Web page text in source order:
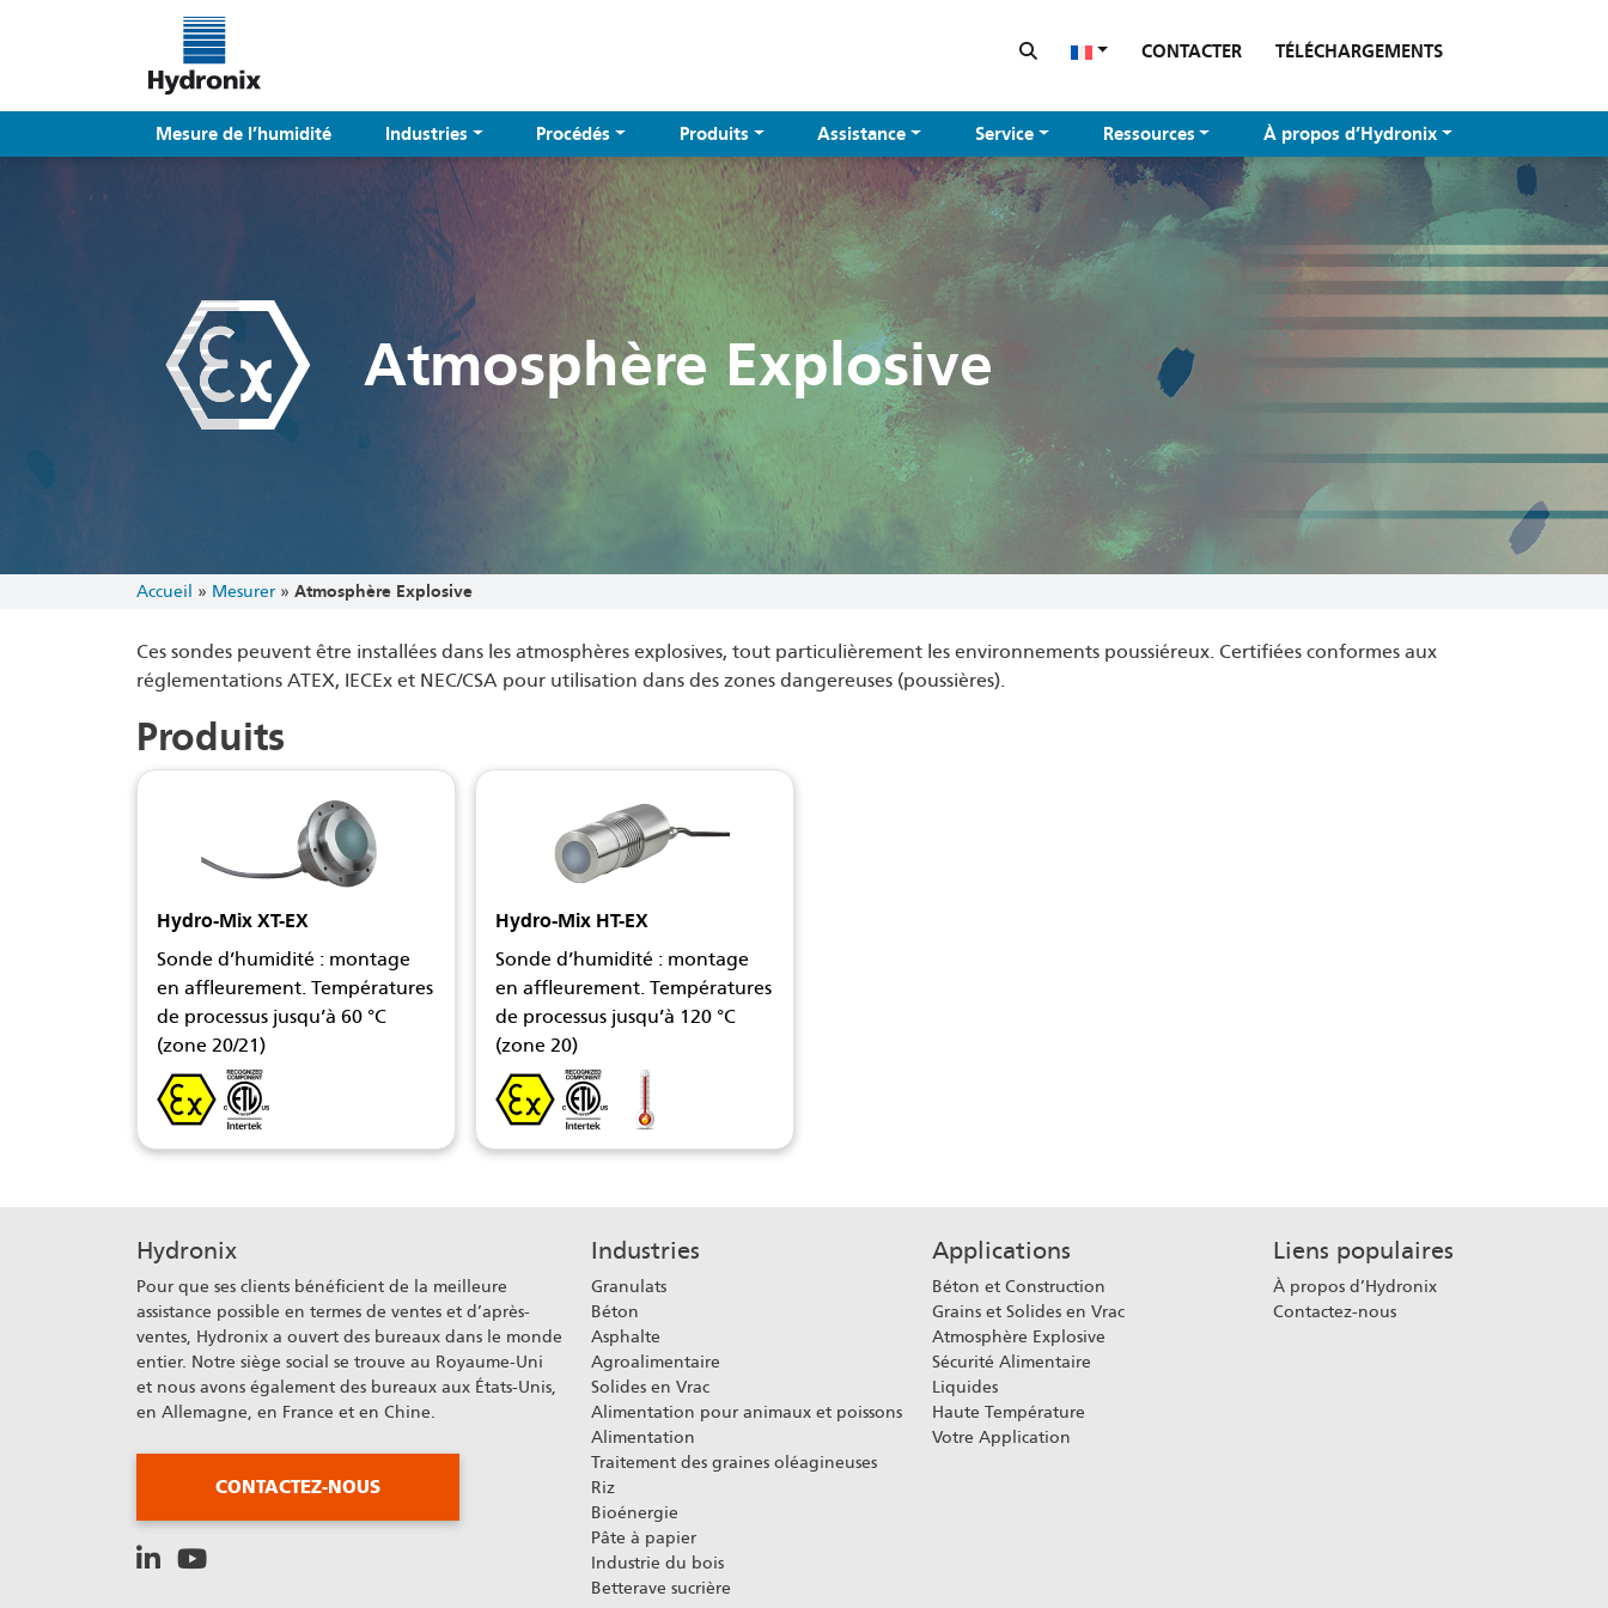
CONTACTER TÉLÉCHARGEMENTS
Mesure de l’humidité Industries Procédés Produits Assistance Service Ressources À propos d’Hydronix
Atmosphère Explosive
Accueil » Mesurer» Atmosphère Explosive
Ces sondes peuvent être installées dans les atmosphères explosives, tout particulièrement les environnements poussiéreux. Certifiées conformes aux
réglementations ATEX, IECEx et NEC/CSA pour utilisation dans des zones dangereuses (poussières).
Produits
Hydro-Mix XT-EX
Sonde d’humidité : montage
en affleurement. Températures
de processus jusqu’à 60 °C
(zone 20/21)
Hydro-Mix HT-EX
Sonde d’humidité : montage
en affleurement. Températures
de processus jusqu’à 120 °C
(zone 20)
Hydronix
Pour que ses clients bénéficient de la meilleure
assistance possible en termes de ventes et d’après-
ventes, Hydronix a ouvert des bureaux dans le monde
entier. Notre siège social se trouve au Royaume-Uni
et nous avons également des bureaux aux États-Unis,
en Allemagne, en France et en Chine.
CONTACTEZ-NOUS
Industries
Granulats
Béton
Asphalte
Agroalimentaire
Solides en Vrac
Alimentation pour animaux et poissons
Alimentation
Traitement des graines oléagineuses
Riz
Bioénergie
Pâte à papier
Industrie du bois
Betterave sucrière
Applications
Béton et Construction
Grains et Solides en Vrac
Atmosphère Explosive
Sécurité Alimentaire
Liquides
Haute Température
Votre Application
Liens populaires
À propos d’Hydronix
Contactez-nous